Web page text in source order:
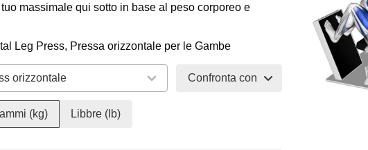
massimale qui sotto in base al peso corporeo e
Leg Press, Pressa orizzontale per le Gambe
Confronta con
(kg) Libbre (lb)